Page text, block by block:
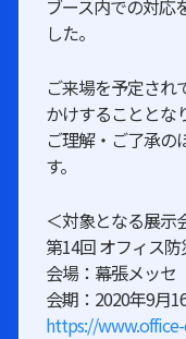
ブース内での対応
した。
ご来場を予定され
かけすることとな
ご理解・ご了承の
す。
＜対象となる展示
第14回 オフィス防
会場：幕張メッセ
会期：2020年9月
https://